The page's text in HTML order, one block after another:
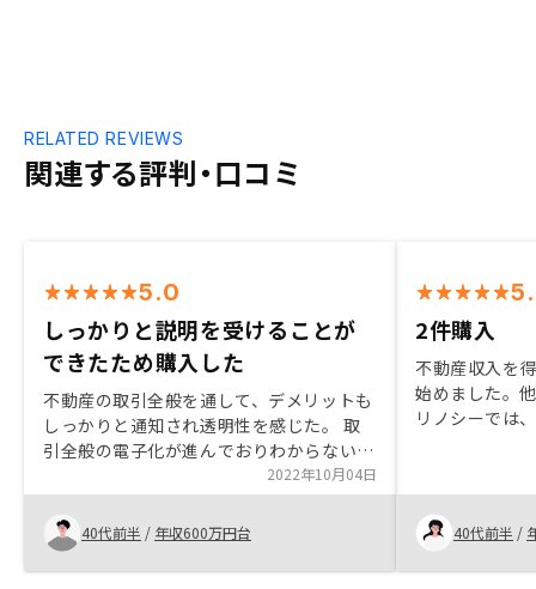
関連する評判・口コミ
RELATED REVIEWS
5.0
しっかりと説明を受けることが
できたため購入した
不動産の取引全般を通して、デメリットも
しっかりと通知され透明性を感じた。 取
引全般の電子化が進んでおりわからない部
分をフォローを受けながら進められる点も
良かった。 また管理においてフォロー事
項の豊富さ、アプリやオーナーズクラブ等
があり購入後のサポートについても期待が
持てる。 最後に担当された方から自分達
2022年10月04日
40代前半 / 年収600万円台
2件購入
不動産収入を
始めました。
リノシーでは
た。2物件購
ます。 家賃の
（還付金）概
い
40代前半 /